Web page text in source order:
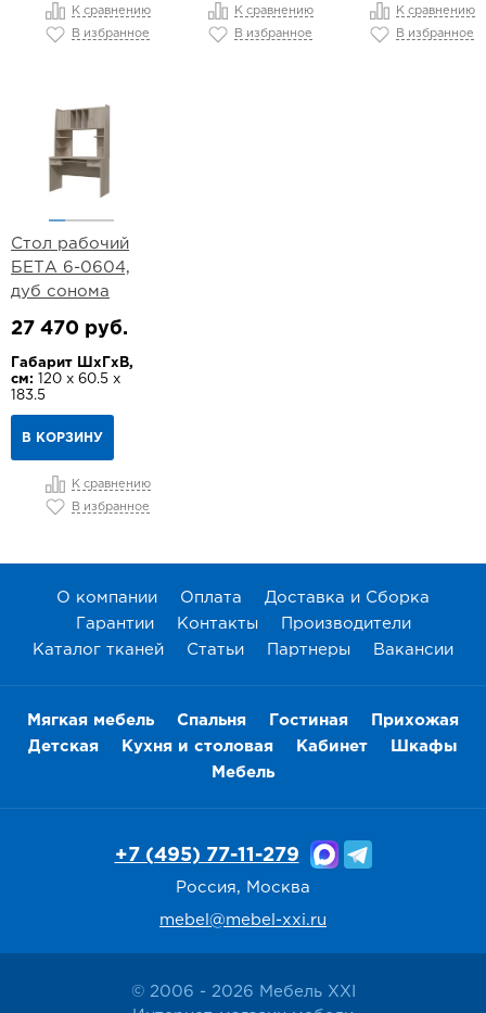
К сравнению
В избранное
К сравнению
В избранное
К сравнению
В избранное
Стол рабочий
БЕТА 6-0604,
дуб сонома
27 470 руб.
Габарит ШхГхВ,
см: 120 х 60.5 х
183.5
В КОРЗИНУ
К сравнению
В избранное
О компании Оплата
Доставка и Сборка
Гарантии
Контакты
Производители
Каталог тканей
Статьи Партнеры Вакансии
Мягкая мебель Спальня Гостиная
Прихожая
Детская
Кухня и столовая Кабинет
Шкафы
Мебель
© 2006 - 2026 Мебель XXI
+7 (495) 77-11-279
Россия, Москва
mebel@mebel-xxi.ru